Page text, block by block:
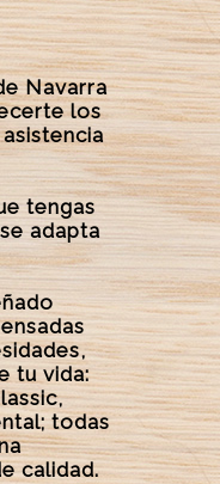
Navarra
los
tengas
adapta
tu vida:
todas
calidad.